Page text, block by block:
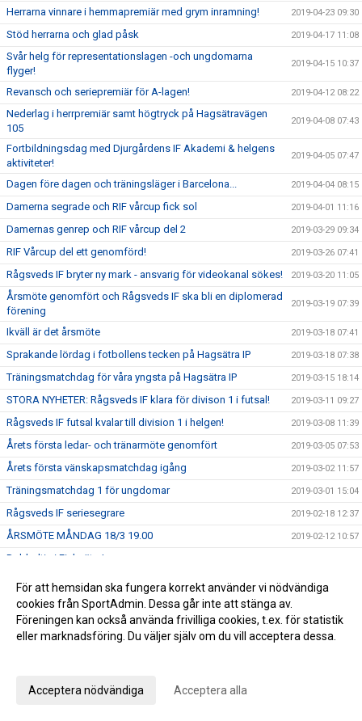
Herrarna vinnare i hemmapremiär med grym inramning! 2019-04-23 09:30
Stöd herrarna och glad påsk 2019-04-17 11:08
Svår helg för representationslagen -och ungdomarna
flyger!
2019-04-15 10:37
Revansch och seriepremiär för A-lagen! 2019-04-12 08:22
Nederlag i herrpremiär samt högtryck på Hagsätravägen
105
2019-04-08 07:43
Fortbildningsdag med Djurgårdens IF Akademi & helgens
aktiviteter!
2019-04-05 07:47
Dagen före dagen och träningsläger i Barcelona... 2019-04-04 08:15
Damerna segrade och RIF vårcup fick sol 2019-04-01 11:16
Damernas genrep och RIF vårcup del 2 2019-03-29 09:34
RIF Vårcup del ett genomförd! 2019-03-26 07:41
Rågsveds IF bryter ny mark - ansvarig för videokanal sökes! 2019-03-20 11:05
Årsmöte genomfört och Rågsveds IF ska bli en diplomerad
förening
2019-03-19 07:39
Ikväll är det årsmöte 2019-03-18 07:41
Sprakande lördag i fotbollens tecken på Hagsätra IP 2019-03-18 07:38
Träningsmatchdag för våra yngsta på Hagsätra IP 2019-03-15 18:14
STORA NYHETER: Rågsveds IF klara för divison 1 i futsal! 2019-03-11 09:27
Rågsveds IF futsal kvalar till division 1 i helgen! 2019-03-08 11:39
Årets första ledar- och tränarmöte genomfört 2019-03-05 07:53
Årets första vänskapsmatchdag igång 2019-03-02 11:57
Träningsmatchdag 1 för ungdomar 2019-03-01 15:04
Rågsveds IF seriesegrare 2019-02-18 12:37
ÅRSMÖTE MÅNDAG 18/3 19.00 2019-02-12 10:57
Dubbeltia i Fisksätra!
Futsalherr spelar för serieseger och kvalplats ikväll -
Futsaldam avslutar säsongen på söndag
2019-02-08 13:34
Nya framgångar i futsal 2019-02-04 07:23
Fredagsrapport och helgens futsal 2019-02-01 10:50
Helgens matcher
För att hemsidan ska fungera korrekt använder vi nödvändiga
cookies från SportAdmin. Dessa går inte att stänga av.
Föreningen kan också använda frivilliga cookies, t.ex. för statistik
eller marknadsföring. Du väljer själv om du vill acceptera dessa.
Acceptera nödvändiga Acceptera alla